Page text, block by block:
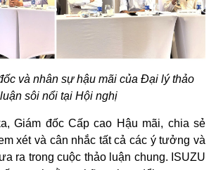
và nhân sự hậu mãi của Đại lý thảo
luận sôi nổi tại Hội nghị
Giám đốc Cấp cao Hậu mãi, chia sẻ
xét và cân nhắc tất cả các ý tưởng và
ra trong cuộc thảo luận chung. ISUZU